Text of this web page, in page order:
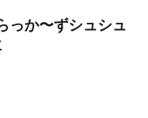
っか〜ずシュシュ